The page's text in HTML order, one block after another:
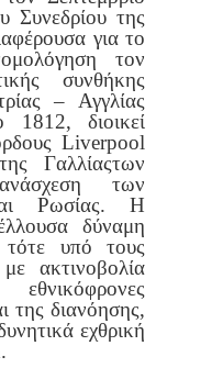
Συνεδρίου της
για το
τον
συνθήκης
– Αγγλίας
διοικεί
Liverpool
Γαλλίαςτων
των
Ρωσίας. Η
δύναμη
τότε υπότους
ακτινοβολία
εθνικόφρονες
της διανόησης,
εχθρική